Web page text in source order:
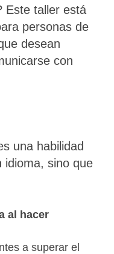
Este taller está
personas de
desean
con
una habilidad
idioma, sino que
al hacer
a superar el